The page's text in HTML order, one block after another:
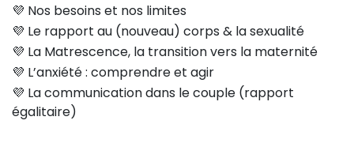
💜 Nos besoins et nos limites
💜 Le rapport au (nouveau) corps & la sexualité
💜 La Matrescence, la transition vers la maternité
💜 L’anxiété : comprendre et agir
💜 La communication dans le couple (rapport
égalitaire)